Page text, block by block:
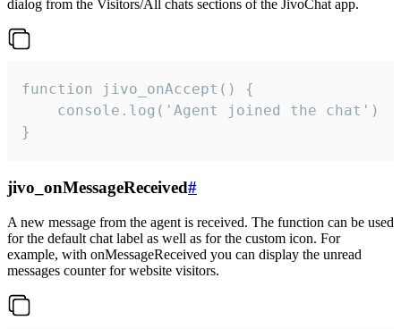
dialog from the Visitors/All chats sections of the JivoChat app.
function jivo_onAccept() {
}
jivo_onMessageReceived#
A new message from the agent is received. The function can be used
for the default chat label as well as for the custom icon. For
example, with onMessageReceived you can display the unread
messages counter for website visitors.